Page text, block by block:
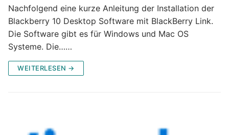
Nachfolgend eine kurze Anleitung der Installation der
Blackberry 10 Desktop Software mit BlackBerry Link.
Die Software gibt es für Windows und Mac OS
Systeme. Die……
WEITERLESEN →